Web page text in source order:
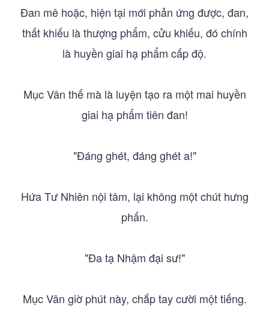
Đan mê hoặc, hiện tại mới phản ứng được, đan,
thất khiếu là thượng phẩm, cửu khiếu, đó chính
là huyền giai hạ phẩm cấp độ.
Mục Vân thế mà là luyện tạo ra một mai huyền
giai hạ phẩm tiên đan!
"Đáng ghét, đáng ghét a!"
Hứa Tư Nhiên nội tâm, lại không một chút hưng
phấn.
"Đa tạ Nhậm đại sư!"
Mục Vân giờ phút này, chắp tay cười một tiếng.